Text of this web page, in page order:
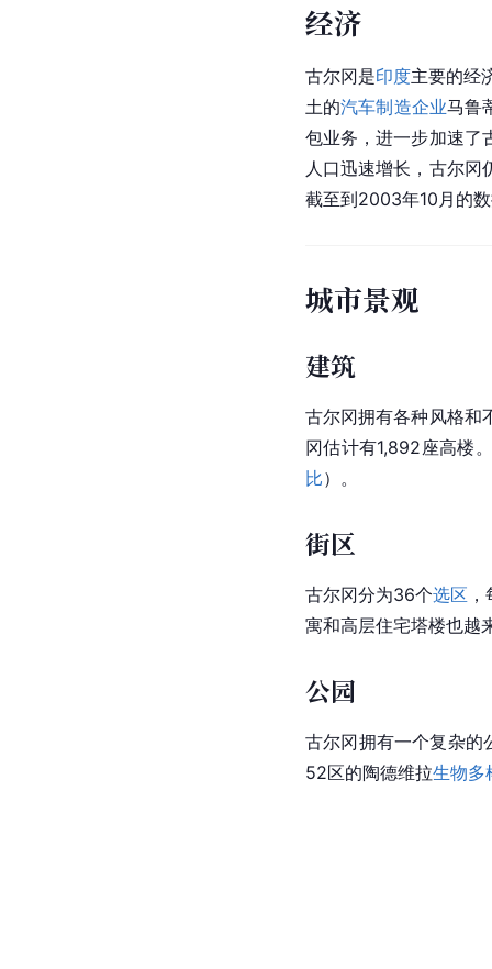
经济
古尔冈是印度主要的经
土的汽车制造企业马鲁
包业务，进一步加速了
人口迅速增长，古尔冈
截至到2003年10月的
城市景观
建筑
古尔冈拥有各种风格和
冈估计有1,892座高楼
比）。
街区
古尔冈分为36个选区
寓和高层住宅塔楼也越
公园
古尔冈拥有一个复杂的
52区的陶德维拉生物多